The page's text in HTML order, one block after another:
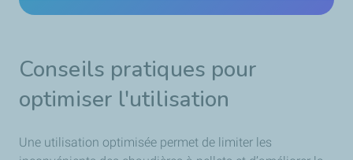
Conseils pratiques pour
optimiser l'utilisation
Une utilisation optimisée permet de limiter les